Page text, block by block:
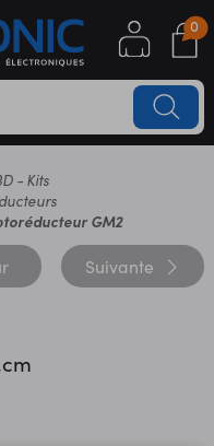
0
- Kits
GM2
Suivante